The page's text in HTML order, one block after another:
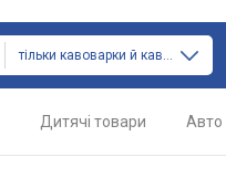
тільки кавоварки й кавомашини
Дитячі товари Авто